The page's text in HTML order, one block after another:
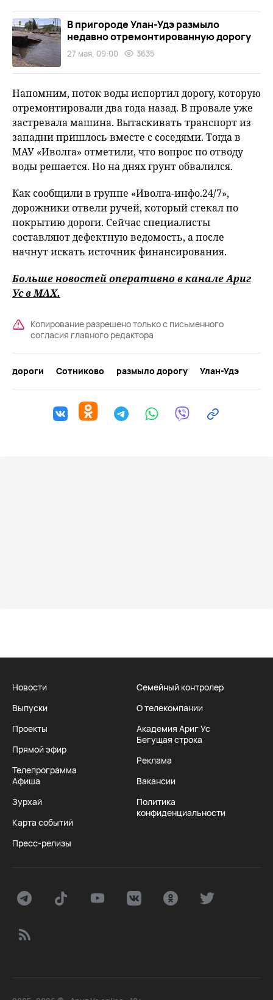
В пригороде Улан-Удэ размыло
недавно отремонтированную дорогу
27 мая, 09:00 3635
Напомним, поток воды испортил дорогу, которую
отремонтировали два года назад. В провале уже
застревала машина. Вытаскивать транспорт из
западни пришлось вместе с соседями. Тогда в
МАУ «Иволга» отметили, что вопрос по отводу
воды решается. Но на днях грунт обвалился.
Как сообщили в группе «Иволга-инфо.24/7»,
дорожники отвели ручей, который стекал по
покрытию дороги. Сейчас специалисты
составляют дефектную ведомость, а после
начнут искать источник финансирования.
Больше новостей оперативно в канале Ариг
Ус вMAХ.
Копирование разрешено только с письменного
согласия главного редактора
дороги Сотниково размыло дорогу Улан-Удэ
Новости
Выпуски
Проекты
Прямой эфир
Телепрограмма
Афиша
Зурхай
Карта событий
Пресс-релизы
Семейный контролер
О телекомпании
Академия Ариг Ус
Бегущая строка
Реклама
Вакансии
Политика
конфиденциальности